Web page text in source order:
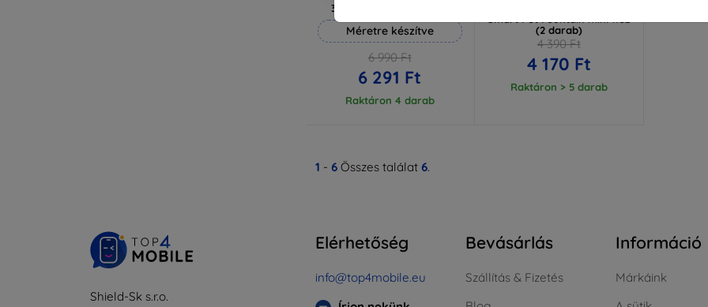
3mk Hammer védőfólia
Méretre készítve
6 990 Ft
6 291 Ft
Raktáron 4 darab
(2 darab)
4 390 Ft
4 170 Ft
Raktáron > 5 darab
1 - 6 Összes találat 6.
Shield-Sk s.r.o.
Elérhetőség
info@top4mobile.eu
Bevásárlás
Szállítás & Fizetés
Információ
Márkáink